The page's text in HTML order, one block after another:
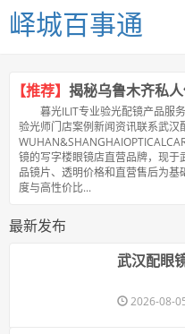
峄城百事通
【推荐】 揭秘乌鲁木齐私
暮光ILIT专业验光配镜产品服
验光师门店案例新闻资讯联系武汉
镜的写字楼眼镜店直营品牌，现
品镜片、透明价格和直营售后为
度与高性价比...
最新发布
武汉配眼
2026-08-